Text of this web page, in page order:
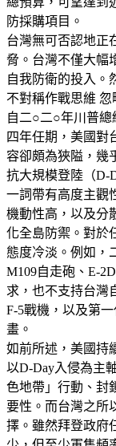
防採購項目。
台灣無可否認地正
脅。台灣不僅大幅
自我防衛的投入。
不對稱作戰思維 忽
自二○二○年川普
四年任期，美國對
容卻頗為狹隘，幾
抗大規模登陸（D-
一詞帶有高度主觀
機動性高，以及分
化全島防禦。對於
態度冷淡。例如，
M109自走砲、E-
求，也不支持台灣
F-5戰機，以及第
畫。
如前所述，美國持
以D-Day入侵為主
色地帶」行動、封
要性。而台灣之所
擇。雖然拜登政府